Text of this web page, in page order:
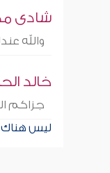
شادى
والله
خالد
جزاكم
ليس هناك